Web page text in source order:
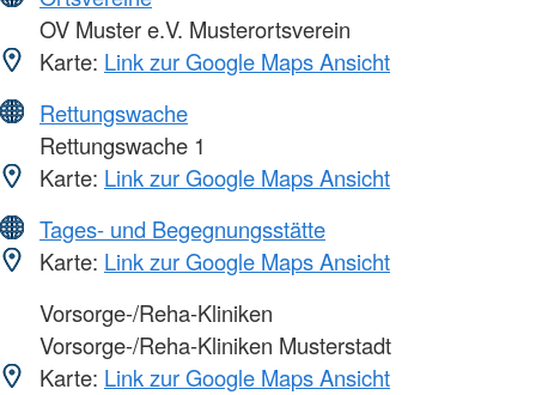
OV Muster e.V. Musterortsverein
Karte: Link zur Google Maps Ansicht
Rettungswache
Rettungswache 1
Karte: Link zur Google Maps Ansicht
Tages- und Begegnungsstätte
Karte: Link zur Google Maps Ansicht
Vorsorge-/Reha-Kliniken
Vorsorge-/Reha-Kliniken Musterstadt
Karte: Link zur Google Maps Ansicht